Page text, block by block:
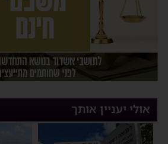
אולי יעניין אותך